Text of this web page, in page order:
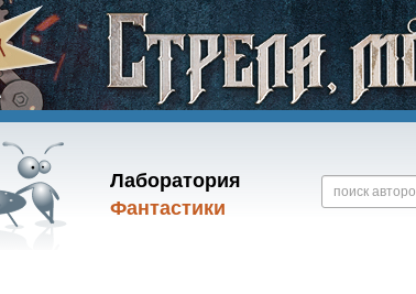
Лаборатория
Фантастики